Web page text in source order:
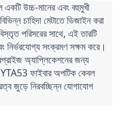
উচ্চ-মানের এবং বহুমুখী
চাহিদা মেটাতে ডিজাইন করা
পরিসরের সাথে, এই তারটি
নির্ভরযোগ্য সংক্রমণ সক্ষম করে।
অ্যাপ্লিকেশনের জন্য
ফাইবার অপটিক কেবল
জুড়ে নিরবচ্ছিন্ন যোগাযোগ